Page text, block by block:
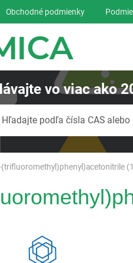
Obchodné podmienky
vo viac ako
Hľadajte podľa čísla CAS